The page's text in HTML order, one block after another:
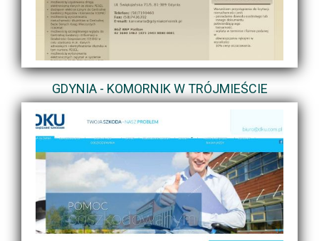
GDYNIA - KOMORNIK W TRÓJMIEŚCIE